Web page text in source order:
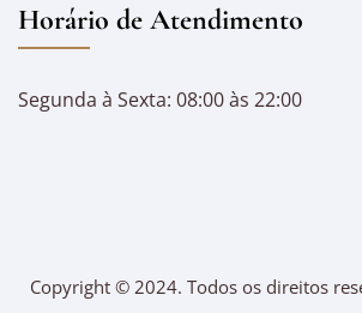
Horário de Atendimento
Segunda à Sexta: 08:00 às 22:00
Copyright © 2024. Todos os direitos